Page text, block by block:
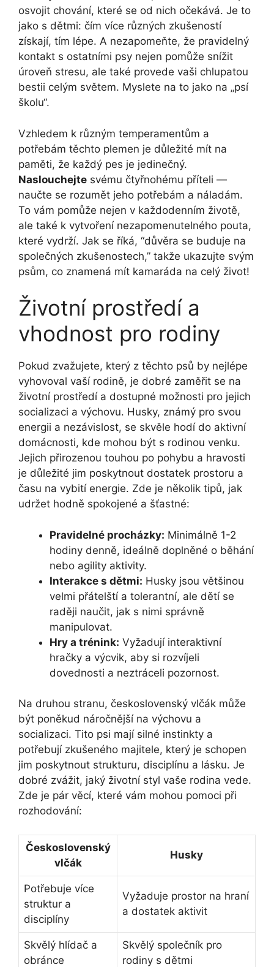
osvojit chování, které se od nich očekává. Je to
jako s dětmi: čím více různých zkušeností
získají, tím lépe. A nezapomeňte, že pravidelný
kontakt s ostatními psy nejen pomůže snížit
úroveň stresu, ale také provede vaši chlupatou
bestii celým světem. Myslete na to jako na „psí
školu“.
Vzhledem k různým temperamentům a
potřebám těchto plemen je důležité mít na
paměti, že každý pes je jedinečný.
Naslouchejte svému čtyřnohému příteli —
naučte se rozumět jeho potřebám a náladám.
To vám pomůže nejen v každodenním životě,
ale také k vytvoření nezapomenutelného pouta,
které vydrží. Jak se říká, “důvěra se buduje na
společných zkušenostech,” takže ukazujte svým
psům, co znamená mít kamaráda na celý život!
Životní prostředí a
vhodnost pro rodiny
Pokud zvažujete, který z těchto psů by nejlépe
vyhovoval vaší rodině, je dobré zaměřit se na
životní prostředí a dostupné možnosti pro jejich
socializaci a výchovu. Husky, známý pro svou
energii a nezávislost, se skvěle hodí do aktivní
domácnosti, kde mohou být s rodinou venku.
Jejich přirozenou touhou po pohybu a hravosti
je důležité jim poskytnout dostatek prostoru a
času na vybití energie. Zde je několik tipů, jak
udržet hodně spokojené a šťastné:
Pravidelné procházky: Minimálně 1-2
hodiny denně, ideálně doplněné o běhání
nebo agility aktivity.
Interakce s dětmi: Husky jsou většinou
velmi přátelští a tolerantní, ale dětí se
raději naučit, jak s nimi správně
manipulovat.
Hry a trénink: Vyžadují interaktivní
hračky a výcvik, aby si rozvíjeli
dovednosti a neztráceli pozornost.
Na druhou stranu, československý vlčák může
být poněkud náročnější na výchovu a
socializaci. Tito psi mají silné instinkty a
potřebují zkušeného majitele, který je schopen
jim poskytnout strukturu, disciplínu a lásku. Je
dobré zvážit, jaký životní styl vaše rodina vede.
Zde je pár věcí, které vám mohou pomoci při
rozhodování:
Československý
vlčák
Husky
Potřebuje více
struktur a
disciplíny
Vyžaduje prostor na hraní
a dostatek aktivit
Skvělý hlídač a
obránce
Skvělý společník pro
rodiny s dětmi